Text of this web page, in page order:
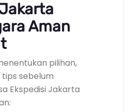
Aman
pilihan,
sebelum
Ekspedisi Jakarta